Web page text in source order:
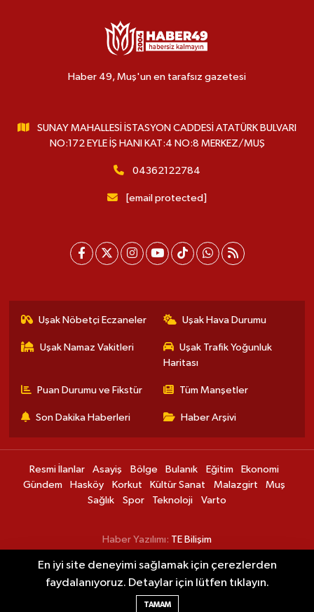
Haber 49, Muş'un en tarafsız gazetesi
SUNAY MAHALLESİ İSTASYON CADDESİ ATATÜRK BULVARI
NO:172 EYLE İŞ HANI KAT:4 NO:8 MERKEZ/MUŞ
04362122784
[email protected]
Uşak Nöbetçi Eczaneler Uşak Hava Durumu
Uşak Namaz Vakitleri
Uşak Trafik Yoğunluk
Haritası
Puan Durumu ve Fikstür Tüm Manşetler
Son Dakika Haberleri Haber Arşivi
Resmi İlanlar Asayiş Bölge Bulanık Eğitim
Ekonomi
Gündem
Hasköy Korkut Kültür Sanat Malazgirt
Muş
Sağlık
Spor Teknoloji Varto
Haber Yazılımı: TE Bilişim
En iyi site deneyimi sağlamak için çerezlerden
faydalanıyoruz. Detaylar için lütfen tıklayın.
TAMAM
09:37 Darende'de nostalji sineması ve karaoke
gecesi düzenlendi